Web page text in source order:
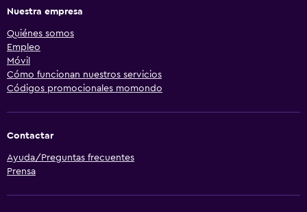
Nuestra empresa
Quiénes somos
Empleo
Móvil
Cómo funcionan nuestros servicios
Códigos promocionales momondo
Contactar
Ayuda/Preguntas frecuentes
Prensa